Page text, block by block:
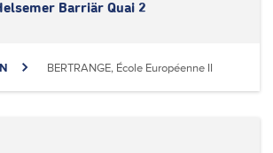
Barriär Quai 2
BERTRANGE, École Européenne II